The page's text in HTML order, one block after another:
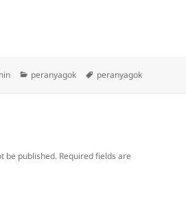
Categories
peranyagok Tags
peranyagok
be published. Required fields are